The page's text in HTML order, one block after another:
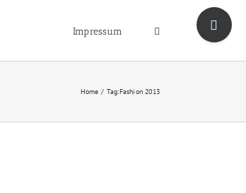
Impressum
Home Tag:Fashion 2013
Toggle
Sliding
Bar